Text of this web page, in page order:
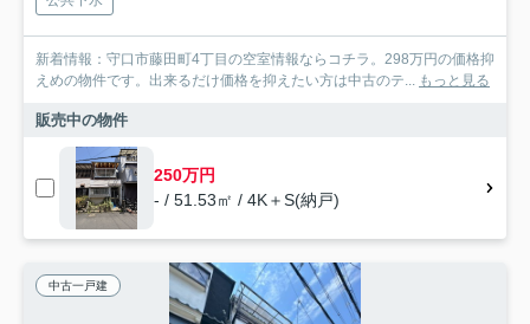
新着情報：守口市藤田町4丁目の空室情報ならコチラ。298万円の価格抑
えめの物件です。出来るだけ価格を抑えたい方は中古のテ... もっと見る
販売中の物件
250万円
- / 51.53㎡ / 4K＋S(納戸)
中古一戸建